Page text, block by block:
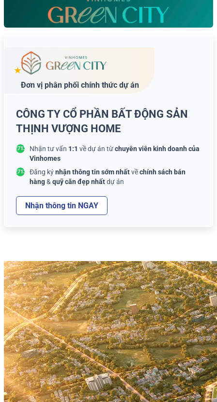
★
Đơn vị phân phối chính thức dự án
CÔNG TY CỔ PHẦN BẤT ĐỘNG SẢN
THỊNH VƯỢNG HOME
Nhận tư vấn 1:1 về dự án từchuyên viên kinh doanh của
Vinhomes
Đăng kýnhận thông tin sớm nhấtvềchính sách bán
hàng&quỹ căn đẹp nhấtdự án
Nhận thông tin NGAY